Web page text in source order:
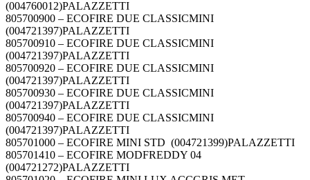
(004760012)PALAZZETTI
805700900 – ECOFIRE DUE CLASSICMINI
(004721397)PALAZZETTI
805700910 – ECOFIRE DUE CLASSICMINI
(004721397)PALAZZETTI
805700920 – ECOFIRE DUE CLASSICMINI
(004721397)PALAZZETTI
805700930 – ECOFIRE DUE CLASSICMINI
(004721397)PALAZZETTI
805700940 – ECOFIRE DUE CLASSICMINI
(004721397)PALAZZETTI
805701000 – ECOFIRE MINI STD (004721399)PALAZZETTI
805701410 – ECOFIRE MODFREDDY 04
(004721272)PALAZZETTI